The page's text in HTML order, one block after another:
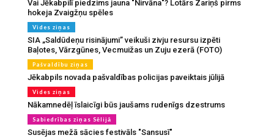
Vai Jēkabpilī piedzims jauna "Nirvāna"? Lotārs Zariņš pirms
hokeja Zvaigžņu spēles
Vides ziņas
SIA „Saldūdeņu risinājumi” veikuši zivju resursu izpēti
Baļotes, Vārzgūnes, Vecmuižas un Zuju ezerā (FOTO)
Pašvaldību ziņas
Jēkabpils novada pašvaldības policijas paveiktais jūlijā
Vides ziņas
Nākamnedēļ īslaicīgi būs jaušams rudenīgs dzestrums
Sabiedrības ziņas Sēlijā
Susējas mežā sācies festivāls "Sansusī"